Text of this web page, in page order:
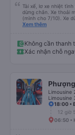
Tài xế, lơ xe nhiệt
dừng chân. Xe thoải
(mình cho 7/10). Xe dừng khoảng 2 trạm cho cả đoạn đường đi, nên ai bị tiểu
nhiều thì trước khi khởi
Xem thêm
Không cần thanh
Xác nhận chỗ
Limousine
Limousine
18:00 •
12 giờ
06:50 •